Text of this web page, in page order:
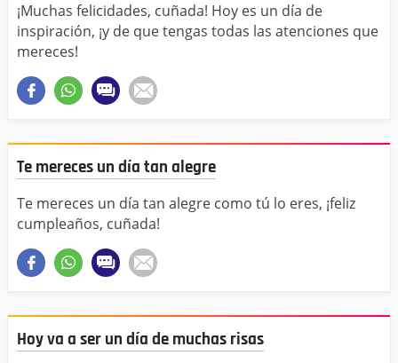
¡Muchas felicidades, cuñada! Hoy es un día de
inspiración, ¡y de que tengas todas las atenciones que
mereces!
Te mereces un día tan alegre
Te mereces un día tan alegre como tú lo eres, ¡feliz
cumpleaños, cuñada!
Hoy va a ser un día de muchas risas